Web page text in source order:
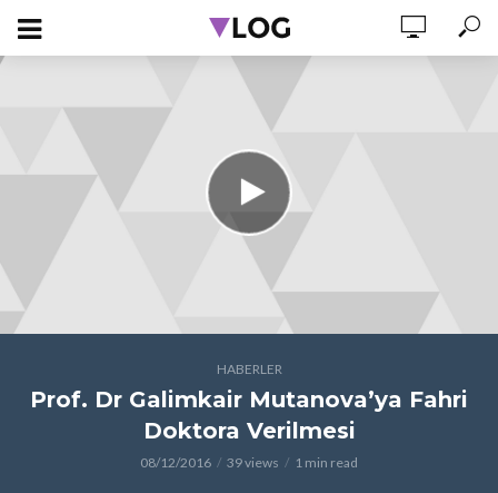
HABERLER
Prof. Dr Galimkair Mutanova’ya Fahri
Doktora Verilmesi
08/12/2016 39 views 1 min read